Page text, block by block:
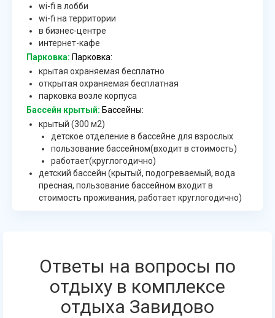
wi-fi в лобби
wi-fi на территории
в бизнес-центре
интернет-кафе
Парковка: Парковка:
крытая охраняемая бесплатно
открытая охраняемая бесплатная
парковка возле корпуса
Бассейн крытый: Бассейны:
крытый (300 м2)
детское отделение в бассейне для взрослых
пользование бассейном(входит в стоимость)
работает(круглогодично)
детский бассейн (крытый, подогреваемый, вода
пресная, пользование бассейном входит в
стоимость проживания, работает круглогодично)
Ответы на вопросы по
отдыху в комплексе
отдыха Завидово